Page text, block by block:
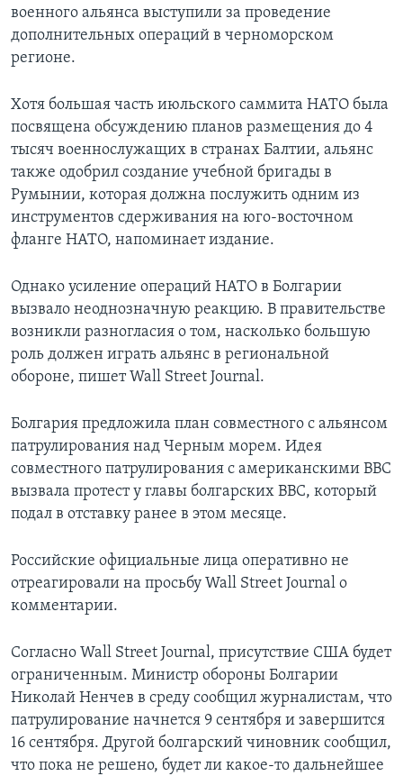
военного альянса выступили за проведение
дополнительных операций в черноморском
регионе.
Хотя большая часть июльского саммита НАТО была
посвящена обсуждению планов размещения до 4
тысяч военнослужащих в странах Балтии, альянс
также одобрил создание учебной бригады в
Румынии, которая должна послужить одним из
инструментов сдерживания на юго-восточном
фланге НАТО, напоминает издание.
Однако усиление операций НАТО в Болгарии
вызвало неоднозначную реакцию. В правительстве
возникли разногласия о том, насколько большую
роль должен играть альянс в региональной
обороне, пишет Wall Street Journal.
Болгария предложила план совместного с альянсом
патрулирования над Черным морем. Идея
совместного патрулирования с американскими ВВС
вызвала протест у главы болгарских ВВС, который
подал в отставку ранее в этом месяце.
Российские официальные лица оперативно не
отреагировали на просьбу Wall Street Journal о
комментарии.
Согласно Wall Street Journal, присутствие США будет
ограниченным. Министр обороны Болгарии
Николай Ненчев в среду сообщил журналистам, что
патрулирование начнется 9 сентября и завершится
16 сентября. Другой болгарский чиновник сообщил,
что пока не решено, будет ли какое-то дальнейшее